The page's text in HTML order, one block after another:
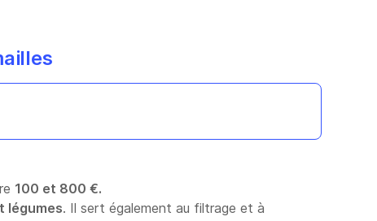
100 et 800 €.
légumes. Il sert également au filtrage et à